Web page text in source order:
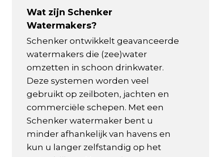
Wat zijn Schenker
Watermakers?
Schenker ontwikkelt geavanceerde
watermakers die (zee)water
omzetten in schoon drinkwater.
Deze systemen worden veel
gebruikt op zeilboten, jachten en
commerciële schepen. Met een
Schenker watermaker bent u
minder afhankelijk van havens en
kun u langer zelfstandig op het